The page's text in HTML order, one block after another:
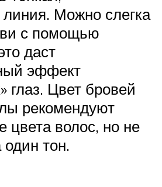
линия. Можно слегка
с помощью
даст
эффект
глаз. Цвет бровей
рекомендуют
цвета волос, но не
тон.